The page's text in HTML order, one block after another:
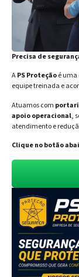
Precisa de
APS Proteçãoé
equipe treinada e
Atuamos com
apoio operacional,
atendimento e
Clique no botão